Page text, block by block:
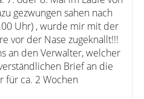
gezwungen sahen nach
Uhr) , wurde mir mit der
vor der Nase zugeknallt!!!
an den Verwalter, welcher
Brief an die
für ca. 2 Wochen